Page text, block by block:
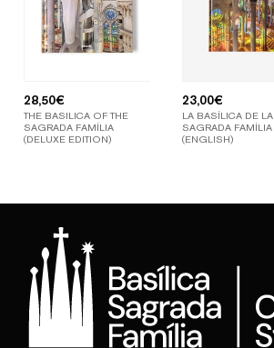
28,50€
THE BASILICA OF THE
SAGRADA FAMÍLIA
(DELUXE EDITION)
23,00€
LA BASÍLICA DE LA
SAGRADA FAMÍLIA
(ENGLISH)